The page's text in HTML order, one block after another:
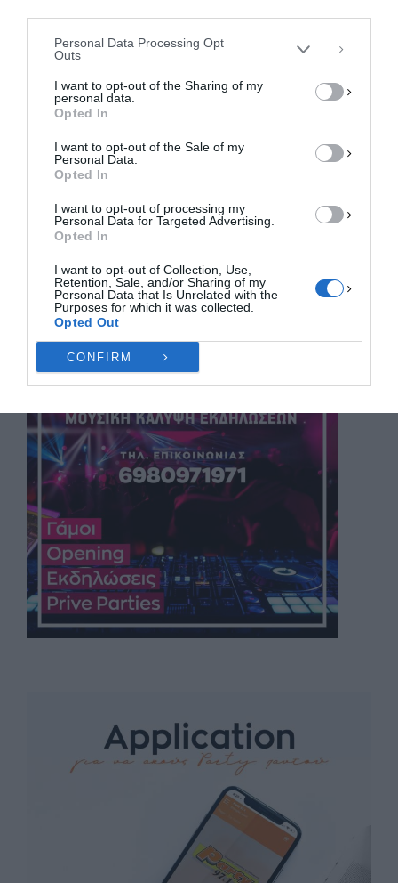
Personal Data Processing Opt
Outs
I want to opt-out of the Sharing of my
personal data.
Opted In
I want to opt-out of the Sale of my
Personal Data.
Opted In
I want to opt-out of processing my
Personal Data for Targeted Advertising.
Opted In
I want to opt-out of Collection, Use,
Retention, Sale, and/or Sharing of my
Personal Data that Is Unrelated with the
Purposes for which it was collected.
Opted Out
CONFIRM
συγκατάθεση ή η ανάκληση της συγκατάθεσης, μπορεί να επηρεάσει
αρνητικά ορισμένες λειτουργίες και δυνατότητες.
ΠΡΟΒΟΛΉ ΠΡΟΤΙΜΉΣΕΩΝ
Πολιτική Cookies